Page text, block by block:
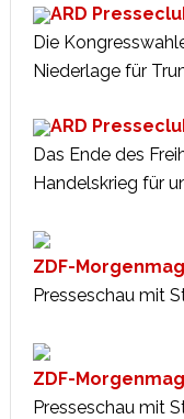
ARD
Die
Niederlage für
ARD
Das Ende des
Handelskrieg für
ZDF-
Presseschau mit
ZDF-
Presseschau mit